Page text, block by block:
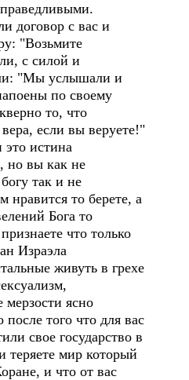
договор с вас и
"Возьмите
с силой и
"Мы услышали и
по своему
то, что
если вы веруете!"
истина
но вы как не
так и не
нравится то берете, а
Бога то
что только
Израэла
живуть в грехе
мерзости ясно
того что для вас
свое государство в
теряете мир который
и что от вас